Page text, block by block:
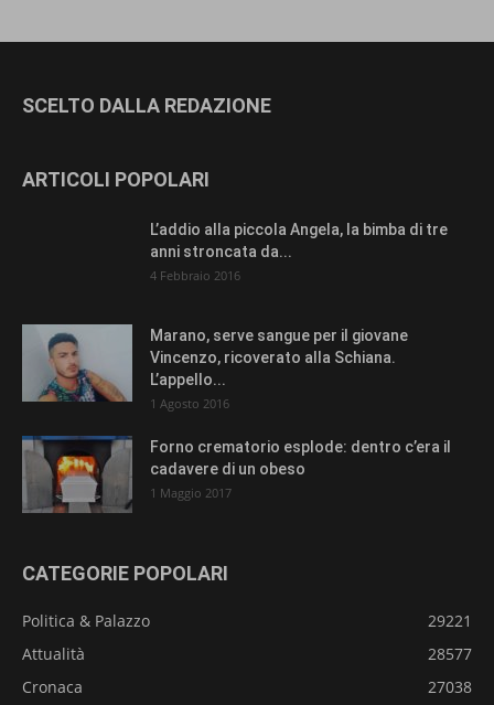
SCELTO DALLA REDAZIONE
ARTICOLI POPOLARI
L’addio alla piccola Angela, la bimba di tre
anni stroncata da...
4 Febbraio 2016
Marano, serve sangue per il giovane
Vincenzo, ricoverato alla Schiana.
L’appello...
1 Agosto 2016
Forno crematorio esplode: dentro c’era il
cadavere di un obeso
1 Maggio 2017
CATEGORIE POPOLARI
Politica & Palazzo
29221
Attualità
28577
Cronaca
27038